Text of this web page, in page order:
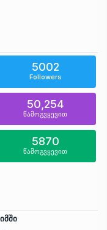
5002
Followers
50,254
წამოგვყევით
5870
წამოგვყევით